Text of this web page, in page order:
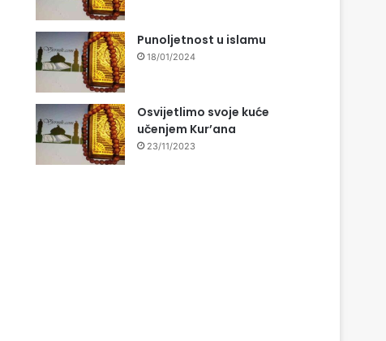
Punoljetnost u islamu
18/01/2024
Osvijetlimo svoje kuće
učenjem Kur’ana
23/11/2023